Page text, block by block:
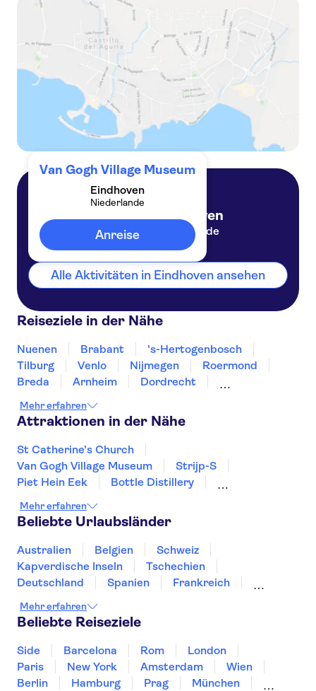
Van Gogh Village Museum
Eindhoven
Niederlande
Anreise
Eindhoven
Niederlande
Alle Aktivitäten in Eindhoven ansehen
Reiseziele in der Nähe
Nuenen Brabant
's-Hertogenbosch
Tilburg
Venlo Nijmegen
Roermond
Breda
Arnheim
Dordrecht
Amersfoort
Mehr erfahren
Attraktionen in der Nähe
St Catherine’s Church
Van Gogh Village Museum
Strijp-S
Piet Hein Eek
Bottle Distillery
Van Gogh Museum
Museum Square
A'DAM Lookout
Zaanse Schans
Keukenhof
Anne Frank
Kaag Lakes boat cruises
Royal Palace of Amsterdam
Dam Square
Mehr erfahren
Beliebte Urlaubsländer
Australien Belgien
Schweiz
Kapverdische Inseln
Tschechien
Deutschland
Spanien
Frankreich
Italien
Japan Luxemburg
Polen
Portugal Schweden
Mehr erfahren
Beliebte Reiseziele
Side Barcelona Rom
London
Paris
New York Amsterdam
Wien
Berlin
Hamburg Prag
München